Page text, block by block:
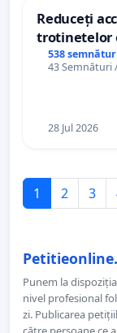
Reduceți
trotinetelor
538
43 Semnături
28 Jul 2026
1 2 3
Punem la
nivel profesional
zi. Publicarea